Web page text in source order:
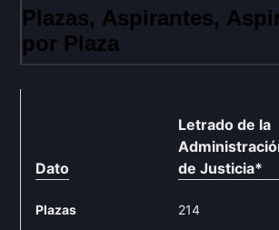
Plazas, Aspirantes,
por Plaza
Dato
Letrado de la
de Justicia*
Plazas 214